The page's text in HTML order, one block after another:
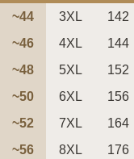
~44 3XL 142
~46
4XL 144
~48
5XL 152
~50
6XL 156
~52
7XL 164
~56
8XL 176